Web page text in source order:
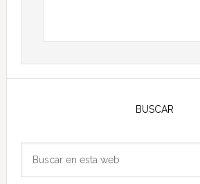
principal
BUSCAR